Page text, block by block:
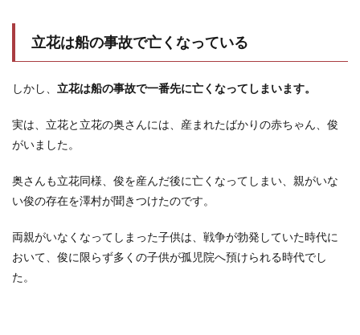
立花は船の事故で亡くなっている
しかし、 立花は船の事故で一番先に亡くなってしまいます。
実は、立花と立花の奥さんには、産まれたばかりの赤ちゃん、俊
がいました。
奥さんも立花同様、俊を産んだ後に亡くなってしまい、親がいな
い俊の存在を澤村が聞きつけたのです。
両親がいなくなってしまった子供は、戦争が勃発していた時代に
おいて、俊に限らず多くの子供が孤児院へ預けられる時代でし
た。